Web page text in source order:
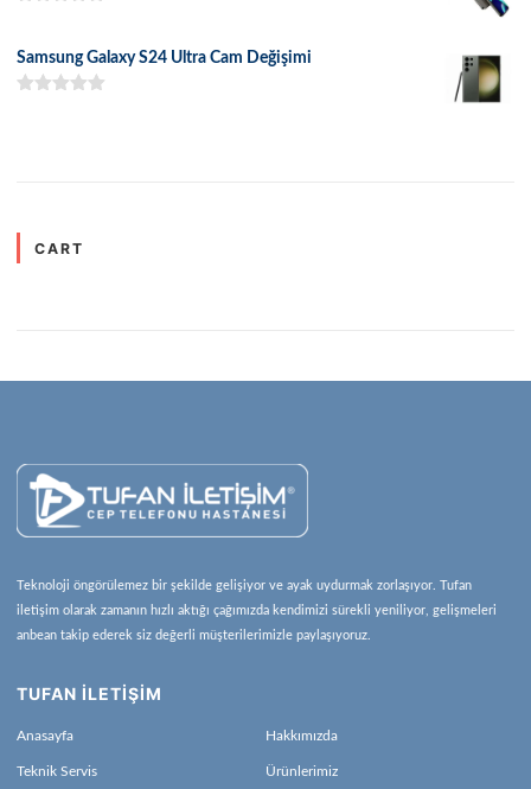
Samsung Galaxy S24 Ultra Cam Değişimi
CART
Teknoloji öngörülemez bir şekilde gelişiyor ve ayak uydurmak zorlaşıyor. Tufan
iletişim olarak zamanın hızlı aktığı çağımızda kendimizi sürekli yeniliyor, gelişmeleri
anbean takip ederek siz değerli müşterilerimizle paylaşıyoruz.
TUFAN İLETİŞİM
Anasayfa Hakkımızda
Teknik Servis Ürünlerimiz